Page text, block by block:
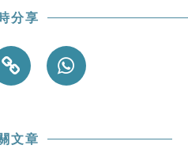
分享
文章